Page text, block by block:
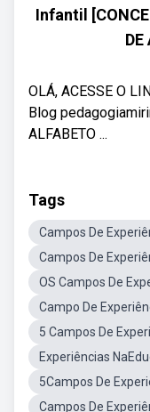
Infantil
DE
OLÁ, ACESSE O
Blog
ALFABETO ...
Tags
Campos De
Campos De
OS Campos De
Campo De
5 Campos De
Experiências
5Campos De
Campos De